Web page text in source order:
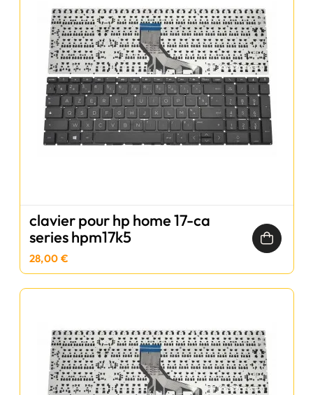
clavier pour hp home 17-ca
series hpm17k5
28,00 €